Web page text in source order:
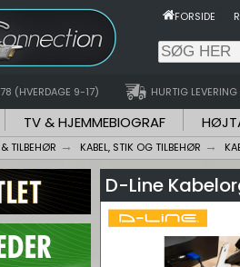
FORSIDE
(HVERDAGE 9-17) HURTIG
TV & HJEMMEBIOGRAF
& TILBEHØR KABEL, STIK OG TILBEHØR
D-Line